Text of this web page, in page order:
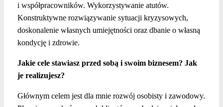
i współpracowników. Wykorzystywanie atutów.
Konstruktywne rozwiązywanie sytuacji kryzysowych,
doskonalenie własnych umiejętności oraz dbanie o własną
kondycję i zdrowie.
Jakie cele stawiasz przed sobą i swoim biznesem? Jak
je realizujesz?
Głównym celem jest dla mnie rozwój osobisty i zawodowy.